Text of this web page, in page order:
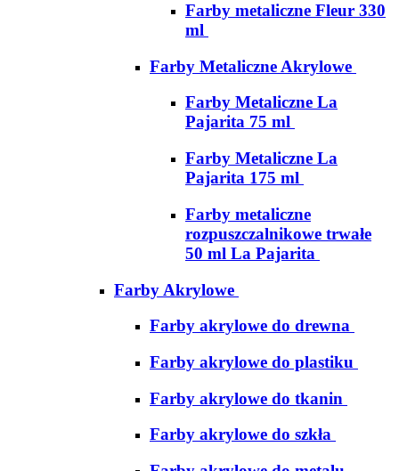
Farby metaliczne Fleur 330
ml
Farby Metaliczne Akrylowe
Farby Metaliczne La
Pajarita 75 ml
Farby Metaliczne La
Pajarita 175 ml
Farby metaliczne
rozpuszczalnikowe trwałe
50 ml La Pajarita
Farby Akrylowe
Farby akrylowe do drewna
Farby akrylowe do plastiku
Farby akrylowe do tkanin
Farby akrylowe do szkła